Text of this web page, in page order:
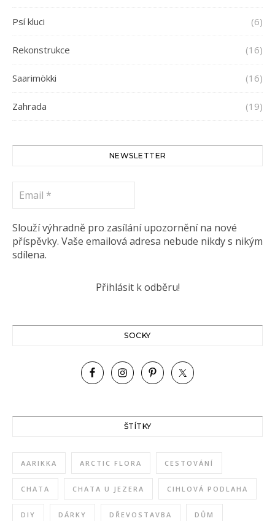
Psí kluci (6)
Rekonstrukce (16)
Saarimökki (16)
Zahrada (19)
NEWSLETTER
Slouží výhradně pro zasílání upozornění na nové
příspěvky. Vaše emailová adresa nebude nikdy s nikým
sdílena.
SOCKY
ŠTÍTKY
AARIKKA ARCTIC FLORA CESTOVÁNÍ
CHATA CHATA U JEZERA CIHLOVÁ PODLAHA
DIY DÁRKY DŘEVOSTAVBA DŮM